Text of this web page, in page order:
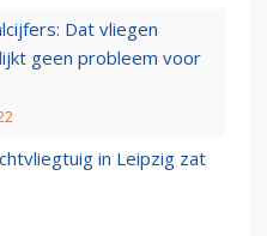
Dat vliegen
geen probleem voor
in Leipzig zat